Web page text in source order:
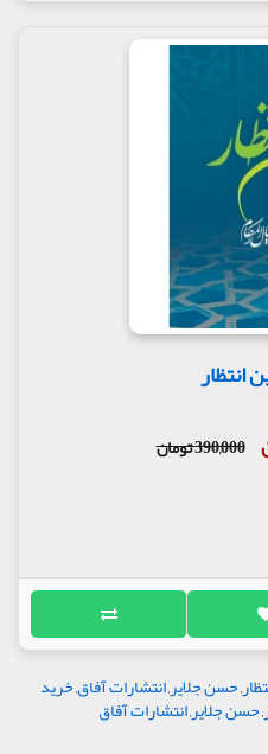
انتظار
390,000 تومان
,حسن جلایر,انتشارات آفاق,خرید
,حسن جلایر,انتشارات آفاق